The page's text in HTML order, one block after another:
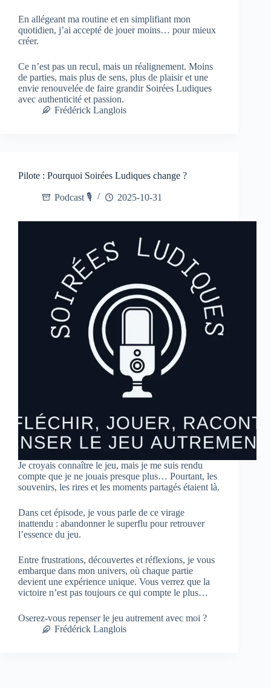
En allégeant ma routine et en simplifiant mon
quotidien, j’ai accepté de jouer moins… pour mieux
créer.
Ce n’est pas un recul, mais un réalignement. Moins
de parties, mais plus de sens, plus de plaisir et une
envie renouvelée de faire grandir Soirées Ludiques
avec authenticité et passion.
Frédérick Langlois
Pilote : Pourquoi Soirées Ludiques change ?
Podcast 🎙️ 2025-10-31
Je croyais connaître le jeu, mais je me suis rendu
compte que je ne jouais presque plus… Pourtant, les
souvenirs, les rires et les moments partagés étaient là.
Dans cet épisode, je vous parle de ce virage
inattendu : abandonner le superflu pour retrouver
l’essence du jeu.
Entre frustrations, découvertes et réflexions, je vous
embarque dans mon univers, où chaque partie
devient une expérience unique. Vous verrez que la
victoire n’est pas toujours ce qui compte le plus…
Oserez-vous repenser le jeu autrement avec moi ?
Frédérick Langlois